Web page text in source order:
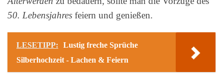
50. Lebensjahres feiern und genießen.
LESETIPP:
Lustig freche Sprüche
Silberhochzeit - Lachen & Feiern